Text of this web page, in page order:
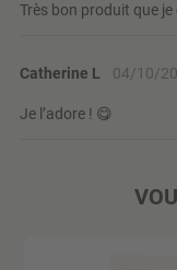
Très bon produit que
Catherine L 04/10/
Je l’adore ! 😋